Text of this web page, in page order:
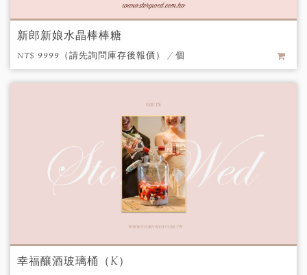
新郎新娘水晶棒棒糖
NT$ 9999（請先詢問庫存後報價） / 個
幸福釀酒玻璃桶（K）